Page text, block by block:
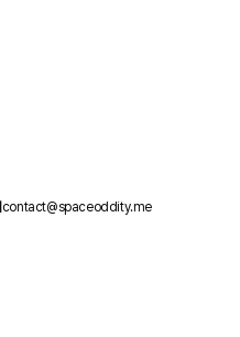
contact@spaceoddity.me